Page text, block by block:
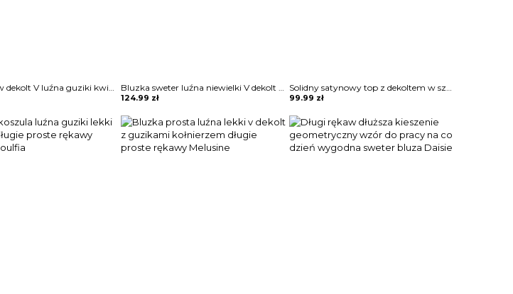
Długi rękaw dekolt V luźna guziki kwiaty grafika mankiety na co dzień koszula top bluzka Dannie Bluzka sweter luźna niewielki V dekolt długie luźne rękawy odzobne guziki Gunmala
124.99 zł
Solidny satynowy top z dekoltem w szpic bluzka Neziha
99.99 zł